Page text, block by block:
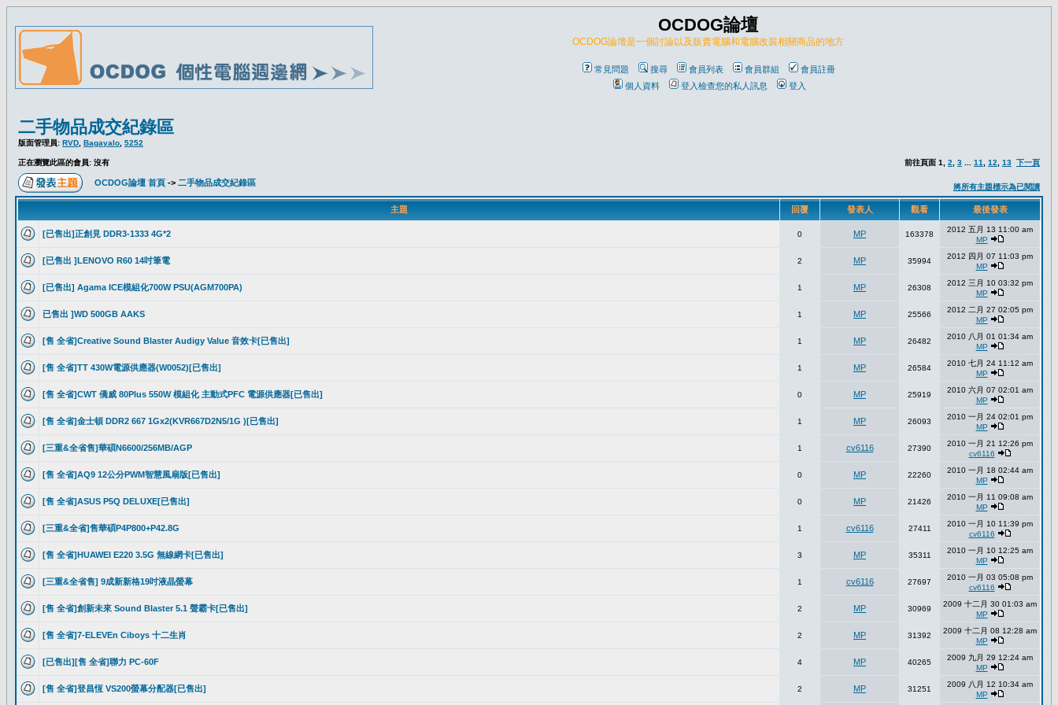
OCDOG論壇
OCDOG論壇是一個討論以及販賣電腦和電腦改裝相關商品的地方
常見問題 搜尋 會員列表 會員群組
會員註冊
個人資料
登入檢查您的私人訊息 登入
二手物品成交紀錄區
版面管理員: RVD Bagayalo 5252
正在瀏覽此區的會員: 沒有 前往頁面 1 2 3 11 12 13 下一頁
OCDOG論壇 首頁 -> 二手物品成交紀錄區 將所有主題標示為已閱讀
主題 回覆 發表人 觀看 最後發表
[已售出]正創見 DDR3-1333 4G*2 0 MP 163378
2012 五月 13 11:00 am
MP
[已售出 ]LENOVO R60 14吋筆電 2 MP 35994
2012 四月 07 11:03 pm
MP
[已售出] Agama ICE模組化700W PSU(AGM700PA) 1 MP 26308
2012 三月 10 03:32 pm
MP
已售出 ]WD 500GB AAKS 1 MP 25566
2012 二月 27 02:05 pm
MP
[售 全省]Creative Sound Blaster Audigy Value 音效卡[已售出] 1 MP 26482
2010 八月 01 01:34 am
MP
[售 全省]TT 430W電源供應器(W0052)[已售出] 1 MP 26584
2010 七月 24 11:12 am
MP
[售 全省]CWT 僑威 80Plus 550W 模組化 主動式PFC 電源供應器[已售出] 0 MP 25919
2010 六月 07 02:01 am
MP
[售 全省]金士頓 DDR2 667 1Gx2(KVR667D2N5/1G )[已售出] 1 MP 26093
2010 一月 24 02:01 pm
MP
[三重&全省售]華碩N6600/256MB/AGP 1 cv6116 27390
2010 一月 21 12:26 pm
cv6116
[售 全省]AQ9 12公分PWM智慧風扇版[已售出] 0 MP 22260
2010 一月 18 02:44 am
MP
[售 全省]ASUS P5Q DELUXE[已售出] 0 MP 21426
2010 一月 11 09:08 am
MP
[三重&全省]售華碩P4P800+P42.8G 1 cv6116 27411
2010 一月 10 11:39 pm
cv6116
[售 全省]HUAWEI E220 3.5G 無線網卡[已售出] 3 MP 35311
2010 一月 10 12:25 am
MP
[三重&全省售] 9成新新格19吋液晶螢幕 1 cv6116 27697
2010 一月 03 05:08 pm
cv6116
[售 全省]創新未來 Sound Blaster 5.1 聲霸卡[已售出] 2 MP 30969
2009 十二月 30 01:03 am
MP
[售 全省]7-ELEVEn Ciboys 十二生肖 2 MP 31392
2009 十二月 08 12:28 am
MP
[已售出][售 全省]聯力 PC-60F 4 MP 40265
2009 九月 29 12:24 am
MP
[售 全省]登昌恆 VS200螢幕分配器[已售出] 2 MP 31251
2009 八月 12 10:34 am
MP